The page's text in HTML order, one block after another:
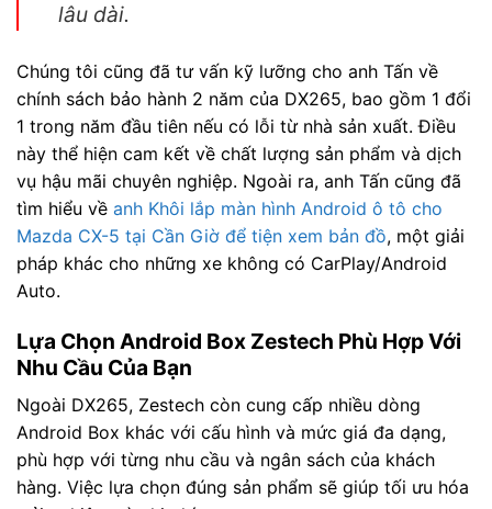
lâu dài.
Chúng tôi cũng đã tư vấn kỹ lưỡng cho anh Tấn về
chính sách bảo hành 2 năm của DX265, bao gồm 1 đổi
1 trong năm đầu tiên nếu có lỗi từ nhà sản xuất. Điều
này thể hiện cam kết về chất lượng sản phẩm và dịch
vụ hậu mãi chuyên nghiệp. Ngoài ra, anh Tấn cũng đã
tìm hiểu về anh Khôi lắp màn hình Android ô tô cho
Mazda CX-5 tại Cần Giờ để tiện xem bản đồ, một giải
pháp khác cho những xe không có CarPlay/Android
Auto.
Lựa Chọn Android Box Zestech Phù Hợp Với
Nhu Cầu Của Bạn
Ngoài DX265, Zestech còn cung cấp nhiều dòng
Android Box khác với cấu hình và mức giá đa dạng,
phù hợp với từng nhu cầu và ngân sách của khách
hàng. Việc lựa chọn đúng sản phẩm sẽ giúp tối ưu hóa